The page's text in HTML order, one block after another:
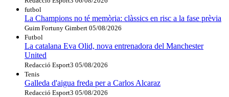
futbol
La Champions no té memòria: clàssics en risc a la fase prèvia
Guim Fortuny Gimbert 05/08/2026
Futbol
La catalana Eva Olid, nova entrenadora del Manchester
United
Redacció Esport3 05/08/2026
Tenis
Galleda d'aigua freda per a Carlos Alcaraz
Redacció Esport3 05/08/2026